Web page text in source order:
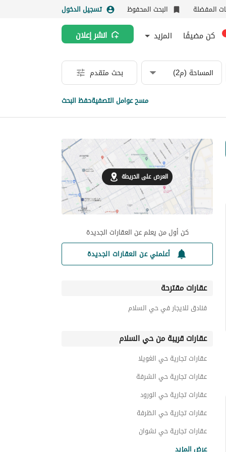
المفضلة البحث المحفوظ تسجيل الدخول
كن مضيفًا المزيد انشر إعلان
المساحة (م2) بحث متقدم
مسح عوامل التصفيةحفظ البحث
العرض على الخريطة
كن أول من يعلم عن العقارات الجديدة
أعلمني عن العقارات الجديدة
عقارات مقترحة
فنادق للايجار في حي السلام
عقارات قريبة من حي السلام
عقارات تجارية حي الغويلا
عقارات تجارية حي الشرفة
عقارات تجارية حي الورود
عقارات تجارية حي الظرفة
عقارات تجارية حي نشوان
عرض المزيد